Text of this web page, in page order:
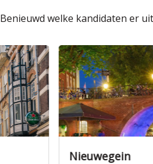
Benieuwd welke kandidaten er
Nieuwegein